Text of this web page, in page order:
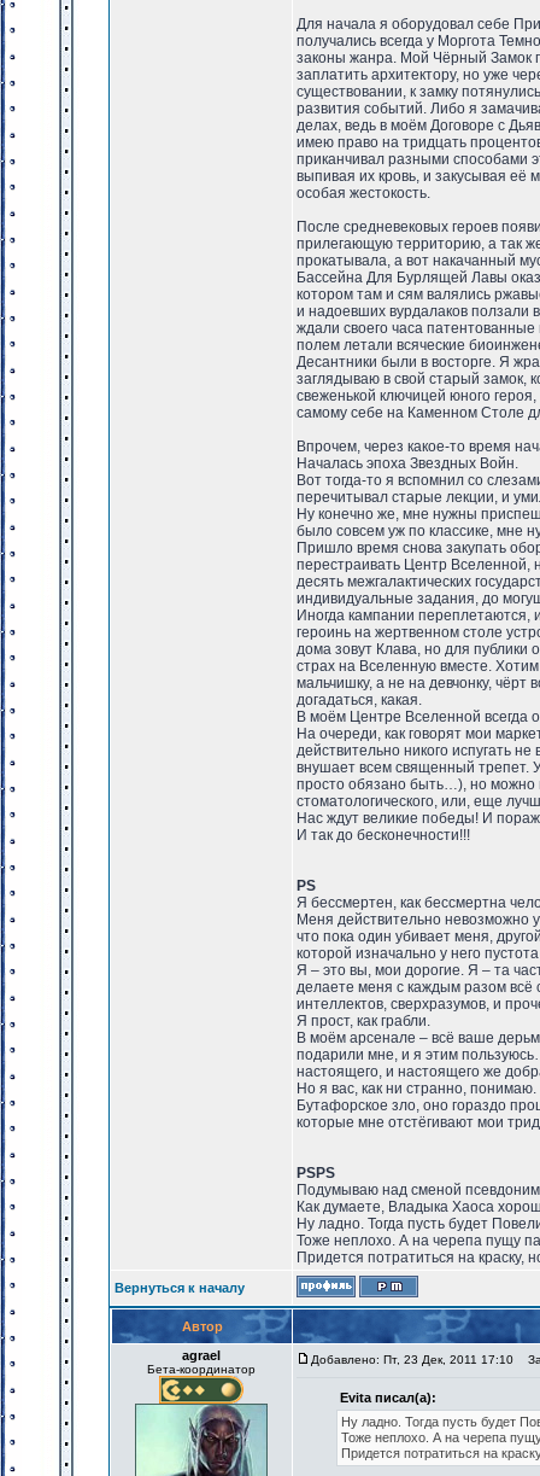
Для начала я оборудовал себе
получались всегда у Моргота
законы жанра. Мой Чёрный Замок
заплатить архитектору, но уже
существовании, к замку
развития событий. Либо я
делах, ведь в моём Договоре с
имею право на тридцать
приканчивал разными способами
выпивая их кровь, и закусывая её
особая жестокость.
После средневековых героев
прилегающую территорию, а так
прокатывала, а вот накачанный
Бассейна Для Бурлящей Лавы
котором там и сям валялись
и надоевших вурдалаков
ждали своего часа
полем летали всяческие
Десантники были в восторге. Я
заглядываю в свой старый замок,
свеженькой ключицей юного
самому себе на Каменном Столе
Впрочем, через какое-то время
Началась эпоха Звездных Войн.
Вот тогда-то я вспомнил со
перечитывал старые лекции, и
Ну конечно же, мне нужны
было совсем уж по классике, мне
Пришло время снова закупать
перестраивать Центр Вселенной,
десять межгалактических
индивидуальные задания, до
Иногда кампании
героинь на жертвенном столе
дома зовут Клава, но для публики
страх на Вселенную вместе.
мальчишку, а не на девчонку,
догадаться, какая.
В моём Центре Вселенной всегда
На очереди, как говорят мои
действительно никого испугать
внушает всем священный трепет.
просто обязано быть…), но можно
стоматологического, или, еще
Нас ждут великие победы! И
И так до бесконечности!!!
PS
Я бессмертен, как бессмертна
Меня действительно невозможно
что пока один убивает меня,
которой изначально у него
Я – это вы, мои дорогие. Я – та
делаете меня с каждым разом всё
интеллектов, сверхразумов, и
Я прост, как грабли.
В моём арсенале – всё ваше
подарили мне, и я этим
настоящего, и настоящего же
Но я вас, как ни странно, понимаю.
Бутафорское зло, оно гораздо
которые мне отстёгивают мои
PSPS
Подумываю над сменой
Как думаете, Владыка Хаоса
Ну ладно. Тогда пусть будет
Тоже неплохо. А на черепа пущу
Придется потратиться на краску,
Вернуться к началу
Автор
agrael
Бета-координатор
Добавлено: Пт, 23 Дек, 2011 17:10
Evita писал(а):
Ну ладно. Тогда пусть будет
Тоже неплохо. А на черепа
Придется потратиться на